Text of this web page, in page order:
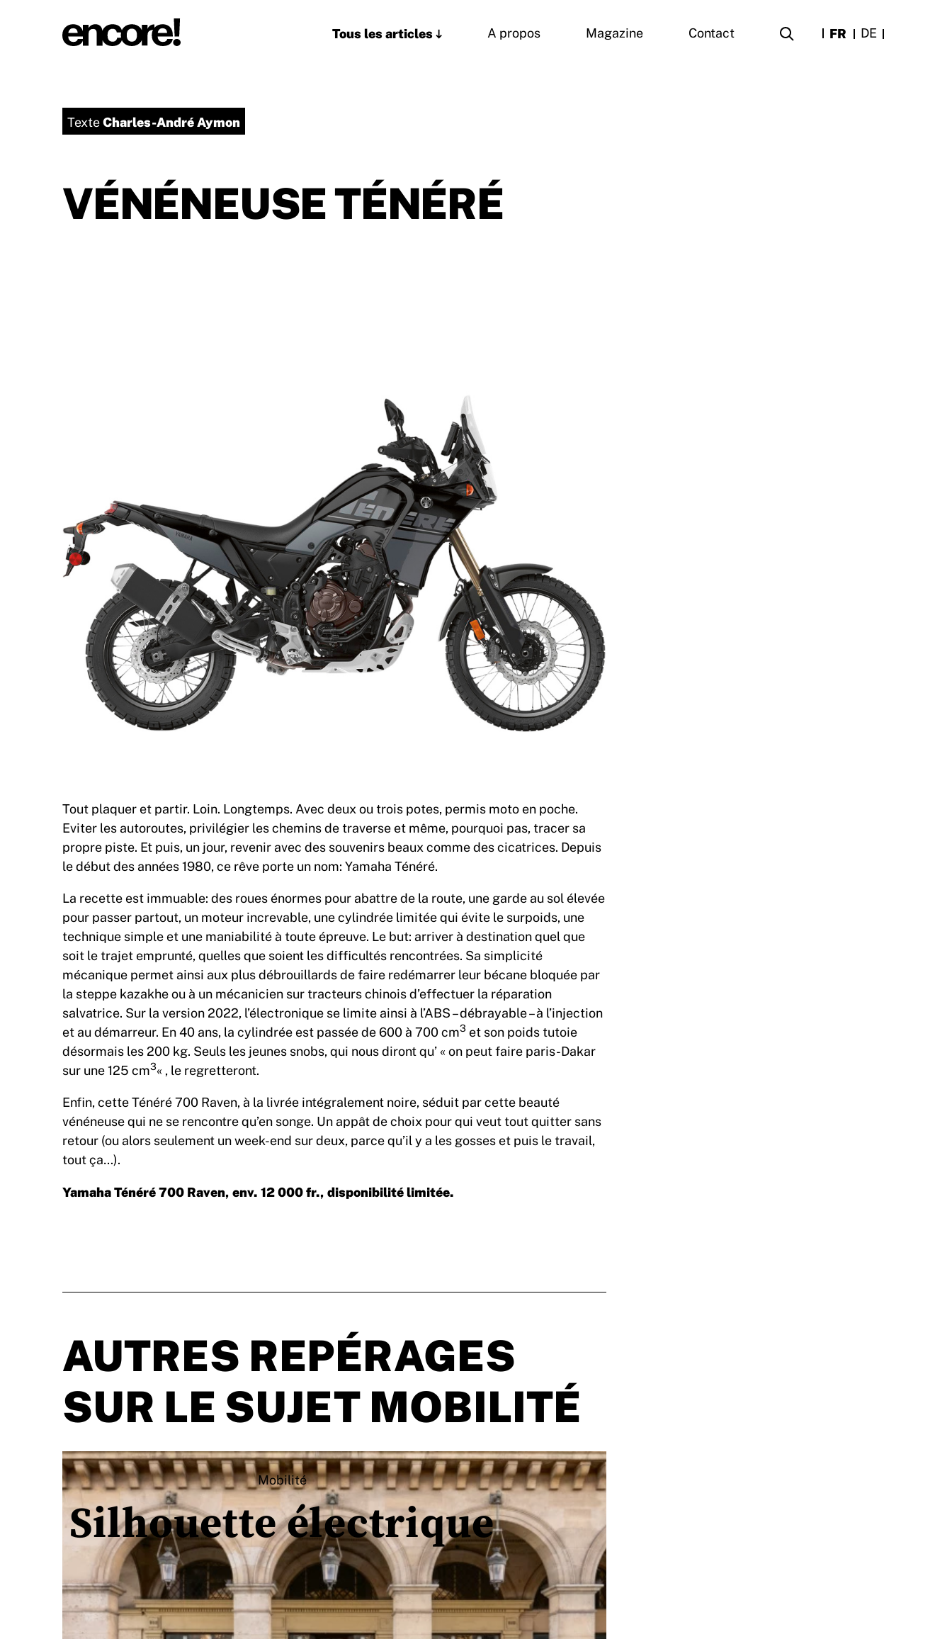
Tous les articles A propos Magazine Contact FR DE
TexteCharles-André Aymon
VÉNÉNEUSE TÉNÉRÉ
Tout plaquer et partir. Loin. Longtemps. Avec deux ou trois potes, permis moto en poche.
Eviter les autoroutes, privilégier les chemins de traverse et même, pourquoi pas, tracer sa
propre piste. Et puis, un jour, revenir avec des souvenirs beaux comme des cicatrices. Depuis
le début des années 1980, ce rêve porte un nom: Yamaha Ténéré.
La recette est immuable: des roues énormes pour abattre de la route, une garde au sol élevée
pour passer partout, un moteur increvable, une cylindrée limitée qui évite le surpoids, une
technique simple et une maniabilité à toute épreuve. Le but: arriver à destination quel que
soit le trajet emprunté, quelles que soient les difficultés rencontrées. Sa simplicité
mécanique permet ainsi aux plus débrouillards de faire redémarrer leur bécane bloquée par
la steppe kazakhe ou à un mécanicien sur tracteurs chinois d’effectuer la réparation
salvatrice. Sur la version 2022, l’électronique se limite ainsi à l’ABS – débrayable – à l’injection
et au démarreur. En 40 ans, la cylindrée est passée de 600 à 700 cm3 et son poids tutoie
désormais les 200 kg. Seuls les jeunes snobs, qui nous diront qu’ « on peut faire paris-Dakar
sur une 125 cm3« , le regretteront.
Enfin, cette Ténéré 700 Raven, à la livrée intégralement noire, séduit par cette beauté
vénéneuse qui ne se rencontre qu’en songe. Un appât de choix pour qui veut tout quitter sans
retour (ou alors seulement un week-end sur deux, parce qu’il y a les gosses et puis le travail,
tout ça…).
Yamaha Ténéré 700 Raven, env. 12 000 fr., disponibilité limitée.
AUTRES REPÉRAGES
SUR LE SUJET MOBILITÉ
Mobilité
Silhouette électrique